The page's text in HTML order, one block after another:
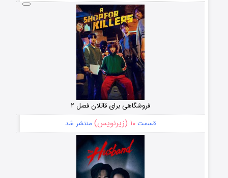
فروشگاهی برای قاتلان فصل ۲
قسمت۱۰ (زیرنویس) منتشر شد